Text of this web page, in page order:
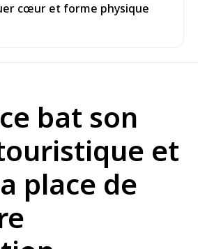
cœur et forme physique
bat son
et
place de